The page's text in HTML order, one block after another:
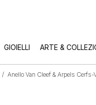
GIOIELLI ARTE &
/ Anello Van Cleef & Arpels Cerfs-